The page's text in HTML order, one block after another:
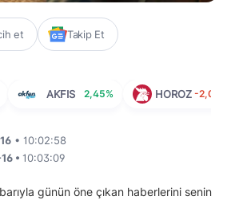
et Takip Et
AKFIS 2,45% HOROZ -2,03%
• 10:02:58
• 10:03:09
günün öne çıkan haberlerini senin